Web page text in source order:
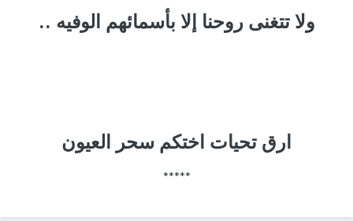
ولا تتغنى روحنا إلا بأسمائهم الوفيه ..
ارق تحيات اختكم سحر العيون
*****